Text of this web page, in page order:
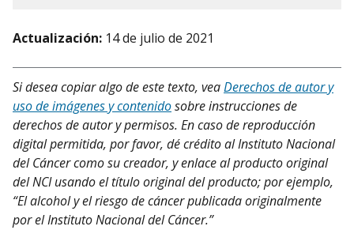
Actualización: 14 de julio de 2021
Si desea copiar algo de este texto, veaDerechos de autor y
uso de imágenes y contenidosobre instrucciones de
derechos de autor y permisos. En caso de reproducción
digital permitida, por favor, dé crédito al Instituto Nacional
del Cáncer como su creador, y enlace al producto original
del NCI usando el título original del producto; por ejemplo,
“El alcohol y el riesgo de cáncer publicada originalmente
por el Instituto Nacional del Cáncer.”